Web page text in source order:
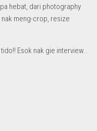
hebat, dari photography
meng-crop, resize
Esok nak gie interview..